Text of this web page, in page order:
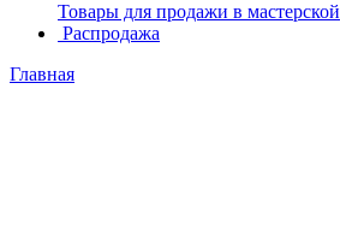
Товары для продажи в мастерской
Распродажа
Главная